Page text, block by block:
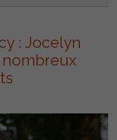
: Jocelyn